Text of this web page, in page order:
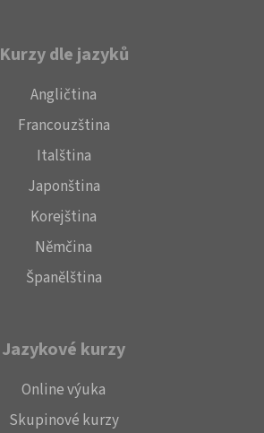
Kurzy dle jazyků
Angličtina
Francouzština
Italština
Japonština
Korejština
Němčina
Španělština
Jazykové kurzy
Online výuka
Skupinové kurzy